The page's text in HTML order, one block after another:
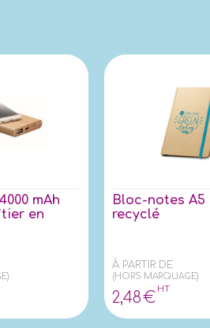
mAh
en
Bloc-notes
recyclé
À PARTIR DE
(HORS MARQUAGE)
2,48€
HT